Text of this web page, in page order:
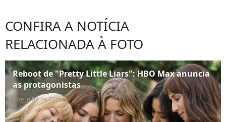
CONFIRA A NOTÍCIA
RELACIONADA À FOTO
Reboot de "Pretty Little Liars": HBO Max anuncia
as protagonistas
2 de julho de 2021